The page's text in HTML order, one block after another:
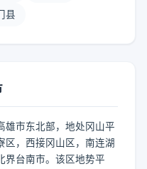
县
雄市东北部，地处冈山平
区，西接冈山区，南连湖
界台南市。该区地势平